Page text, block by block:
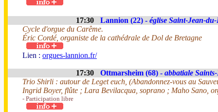
17:30 Lannion (22) - église Saint-Jean-
Cycle d'orgue du Carême.
Éric Cordé, organiste de la cathédrale de Dol de Bretagne
Lien : orgues-lannion.fr/
17:30 Ottmarsheim (68) - abbatiale
Trio Shirli : autour de Leget euch, (Abandonnez-vous au
Ingrid Boyer, flûte ; Lara Bevilacqua, soprano ; Maho Sano,
- Participation libre